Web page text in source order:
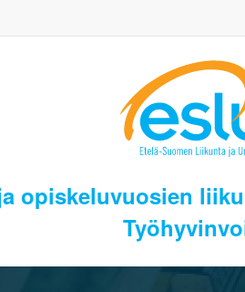
opiskeluvuosien